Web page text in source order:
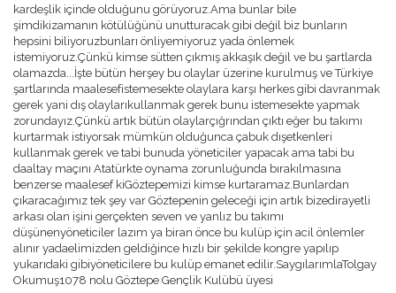
kardeşlik içinde olduğunu görüyoruz.Ama bunlar bile
şimdikizamanın kötülüğünü unutturacak gibi değil biz bunların
hepsini biliyoruzbunları önliyemiyoruz yada önlemek
istemiyoruz.Çünkü kimse sütten çıkmış akkaşık değil ve bu şartlarda
olamazda...İşte bütün herşey bu olaylar üzerine kurulmuş ve Türkiye
şartlarında maalesefistemesekte olaylara karşı herkes gibi davranmak
gerek yani dış olaylarıkullanmak gerek bunu istemesekte yapmak
zorundayız.Çünkü artık bütün olaylarçığrından çıktı eğer bu takımı
kurtarmak istiyorsak mümkün olduğunca çabuk dışetkenleri
kullanmak gerek ve tabi bunuda yöneticiler yapacak ama tabi bu
daaltay maçını Atatürkte oynama zorunluğunda bırakılmasına
benzerse maalesef kiGöztepemizi kimse kurtaramaz.Bunlardan
çıkaracağımız tek şey var Göztepenin geleceği için artık bizedirayetli
arkası olan işini gerçekten seven ve yanlız bu takımı
düşünenyöneticiler lazım ya biran önce bu kulüp için acil önlemler
alınır yadaelimizden geldiğince hızlı bir şekilde kongre yapılıp
yukarıdaki gibiyöneticilere bu kulüp emanet edilir.SaygılarımlaTolgay
Okumuş1078 nolu Göztepe Gençlik Kulübü üyesi